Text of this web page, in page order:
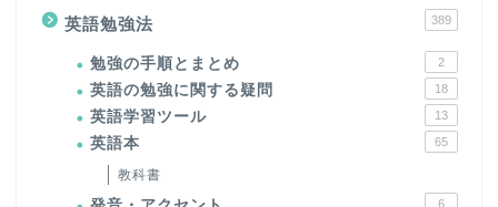
英語勉強法 389
勉強の手順とまとめ 2
英語の勉強に関する疑問 18
英語学習ツール 13
英語本 65
教科書
6